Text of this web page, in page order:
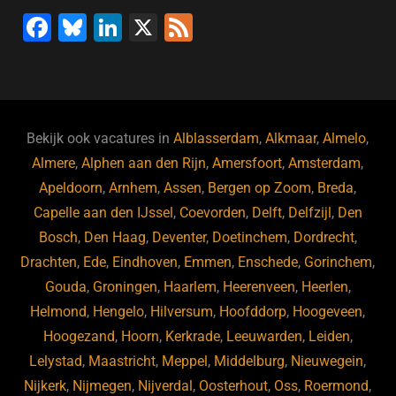
k
F
b
o
o
k
Bl
ky
Li
dI
n
X
Bekijk ook vacatures inAlblasserdam,Alkmaar,Almelo,
Almere,Alphen aan den Rijn,Amersfoort,Amsterdam,
Apeldoorn,Arnhem,Assen, Bergen op Zoom, Breda,
Capelle aan den IJssel, Coevorden, Delft, Delfzijl, Den
Bosch, Den Haag, Deventer, Doetinchem, Dordrecht,
Drachten, Ede, Eindhoven, Emmen, Enschede, Gorinchem,
Gouda, Groningen, Haarlem, Heerenveen, Heerlen,
Helmond, Hengelo, Hilversum, Hoofddorp, Hoogeveen,
Hoogezand, Hoorn, Kerkrade, Leeuwarden, Leiden,
Lelystad, Maastricht, Meppel, Middelburg, Nieuwegein,
Nijkerk, Nijmegen, Nijverdal, Oosterhout, Oss, Roermond,